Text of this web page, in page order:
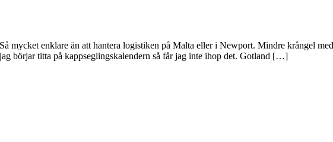
mycket enklare än att hantera logistiken på Malta eller i Newport. Mindre krångel
börjar titta på kappseglingskalendern så får jag inte ihop det. Gotland […]